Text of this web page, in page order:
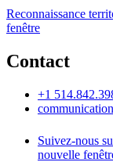
Reconnaissance
fenêtre
Contact
+1
Suivez-nous
nouvelle